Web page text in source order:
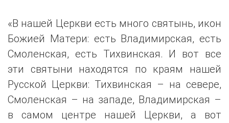
«В нашей Церкви есть много святынь, икон
Божией Матери: есть Владимирская, есть
Смоленская, есть Тихвинская. И вот все
эти святыни находятся по краям нашей
Русской Церкви: Тихвинская – на севере,
Смоленская – на западе, Владимирская –
в самом центре нашей Церкви, а вот